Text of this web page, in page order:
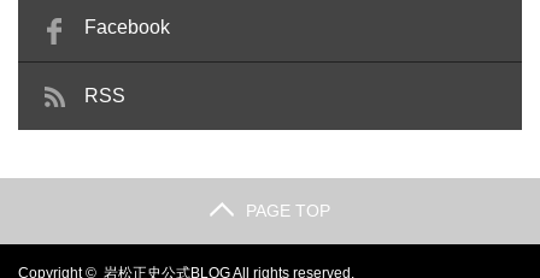
Facebook
RSS
PAGE TOP
Copyright © 岩松正史公式BLOGAll rights reserved.